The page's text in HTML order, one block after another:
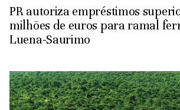
PR autoriza empréstimos
milhões de euros para ramal
Luena-Saurimo